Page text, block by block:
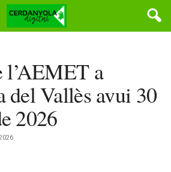
l’AEMET a
del Vallès avui 30
2026